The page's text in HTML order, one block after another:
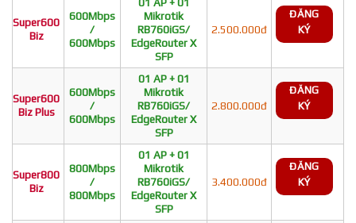
Super600
Biz
600Mbps
/
600Mbps
Mikrotik
RB760iGS/
EdgeRouter X
SFP
2.500.000đ
ĐĂNG
KÝ
Super600
Biz Plus
600Mbps
/
600Mbps
01 AP + 01
Mikrotik
RB760iGS/
EdgeRouter X
SFP
2.800.000đ
ĐĂNG
KÝ
Super800
Biz
800Mbps
/
800Mbps
01 AP + 01
Mikrotik
RB760iGS/
EdgeRouter X
SFP
3.400.000đ
ĐĂNG
KÝ